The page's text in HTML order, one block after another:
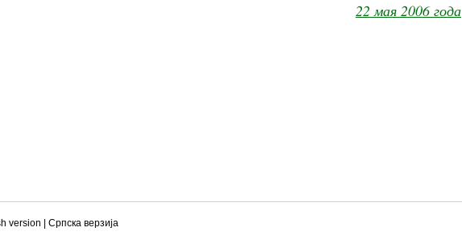
22 мая 2006 года
version Српска верзиjа